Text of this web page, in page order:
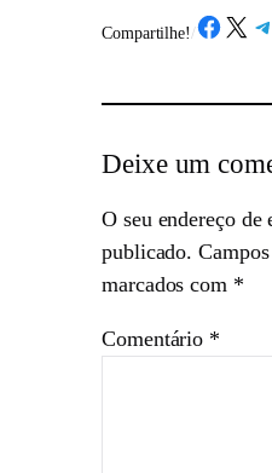
Compartilhe! /Share on Facebook
Share on X
Deixe um
O seu endereço de
publicado.
marcados com *
Comentário *